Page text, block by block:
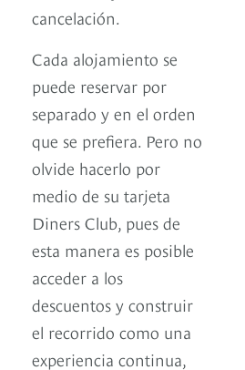
cancelación.
Cada alojamiento se
puede reservar por
separado y en el orden
que se prefiera. Pero no
olvide hacerlo por
medio de su tarjeta
Diners Club, pues de
esta manera es posible
acceder a los
descuentos y construir
el recorrido como una
experiencia continua,